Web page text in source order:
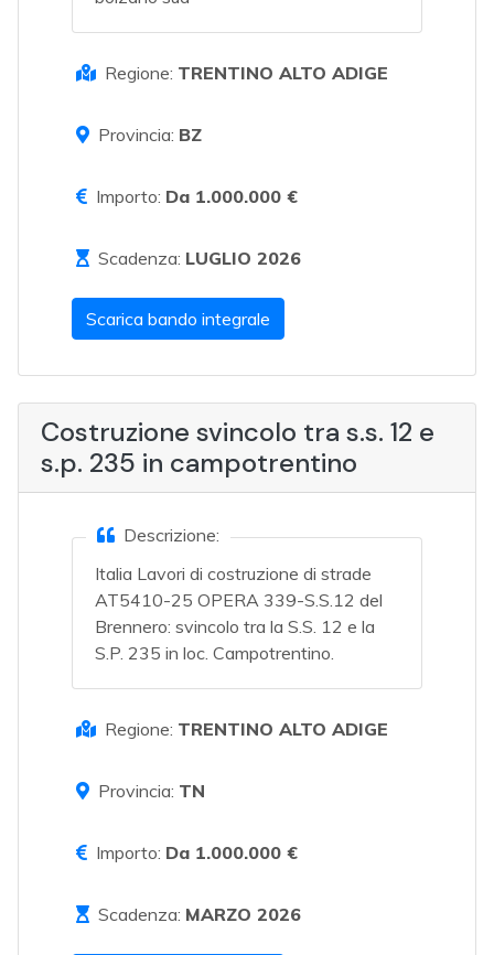
Regione: TRENTINO ALTO ADIGE
Provincia: BZ
Importo: Da 1.000.000 €
Scadenza: LUGLIO 2026
Scarica bando integrale
Costruzione svincolo tra s.s. 12 e
s.p. 235 in campotrentino
Descrizione:
Italia Lavori di costruzione di strade
AT5410-25 OPERA 339-S.S.12 del
Brennero: svincolo tra la S.S. 12 e la
S.P. 235 in loc. Campotrentino.
Regione: TRENTINO ALTO ADIGE
Provincia: TN
Importo: Da 1.000.000 €
Scadenza: MARZO 2026